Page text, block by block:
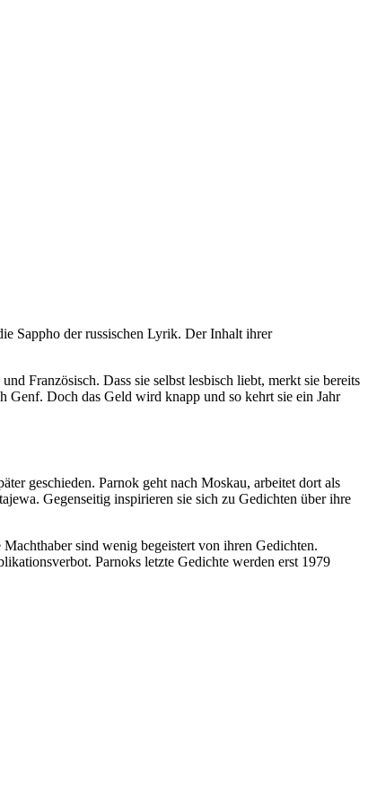
Sappho der russischen Lyrik. Der Inhalt ihrer
Französisch. Dass sie selbst lesbisch liebt, merkt sie bereits
Genf. Doch das Geld wird knapp und so kehrt sie ein Jahr
geschieden. Parnok geht nach Moskau, arbeitet dort als
Gegenseitig inspirieren sie sich zu Gedichten über ihre
sind wenig begeistert von ihren Gedichten.
Parnoks letzte Gedichte werden erst 1979